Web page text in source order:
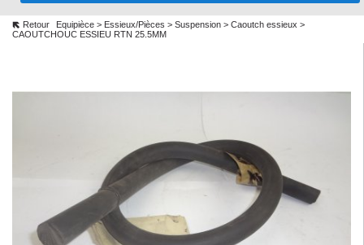
Retour Equipièce > Essieux/Pièces > Suspension > Caoutch essieux >
CAOUTCHOUC ESSIEU RTN 25.5MM